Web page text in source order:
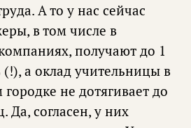
А то у нас сейчас
в том числе в
получают до 1
(!), а оклад учительницы в
не дотягивает до
Да, согласен, у них